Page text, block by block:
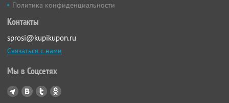
Политика конфиденциальности
Контакты
sprosi@kupikupon.ru
Связаться с нами
Мы в Соцсетях